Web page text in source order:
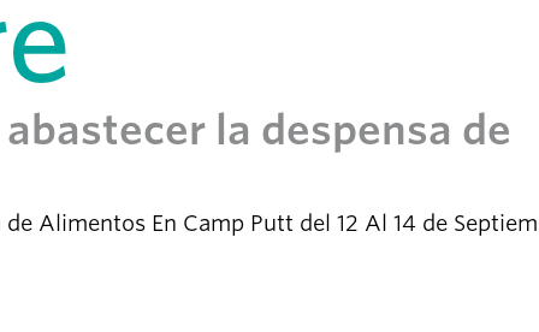
la despensa de
Alimentos En Camp Putt del 12 Al 14 de